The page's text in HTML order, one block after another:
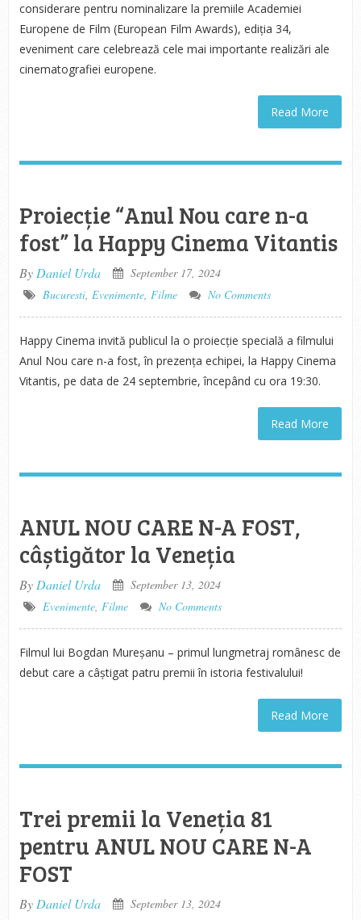
considerare pentru nominalizare la premiile Academiei
Europene de Film (European Film Awards), ediția 34,
eveniment care celebrează cele mai importante realizări ale
cinematografiei europene.
Read More
Proiecție “Anul Nou care n-a
fost” la Happy Cinema Vitantis
By Daniel Urda
September 17, 2024
Bucuresti, Evenimente, Filme No Comments
Happy Cinema invită publicul la o proiecție specială a filmului
Anul Nou care n-a fost, în prezența echipei, la Happy Cinema
Vitantis, pe data de 24 septembrie, începând cu ora 19:30.
Read More
ANUL NOU CARE N-A FOST,
câștigător la Veneția
By Daniel Urda
September 13, 2024
Evenimente, Filme No Comments
Filmul lui Bogdan Mureșanu – primul lungmetraj românesc de
debut care a câștigat patru premii în istoria festivalului!
Read More
Trei premii la Veneția 81
pentru ANUL NOU CARE N-A
FOST
By Daniel Urda
September 13, 2024